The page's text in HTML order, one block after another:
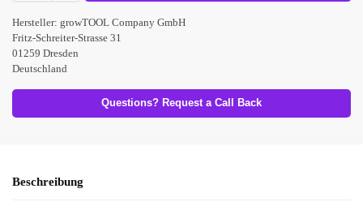
Hersteller: growTOOL Company GmbH
Fritz-Schreiter-Strasse 31
01259 Dresden
Deutschland
Questions? Request a Call Back
Beschreibung